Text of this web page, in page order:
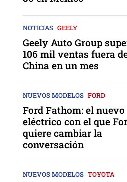
NOTICIAS GEELY
Geely Auto Group
106 mil ventas fuera
China en un mes
NUEVOS MODELOS FORD
Ford Fathom: el nuevo
eléctrico con el que
quiere cambiar la
conversación
NUEVOS MODELOS TOYOTA